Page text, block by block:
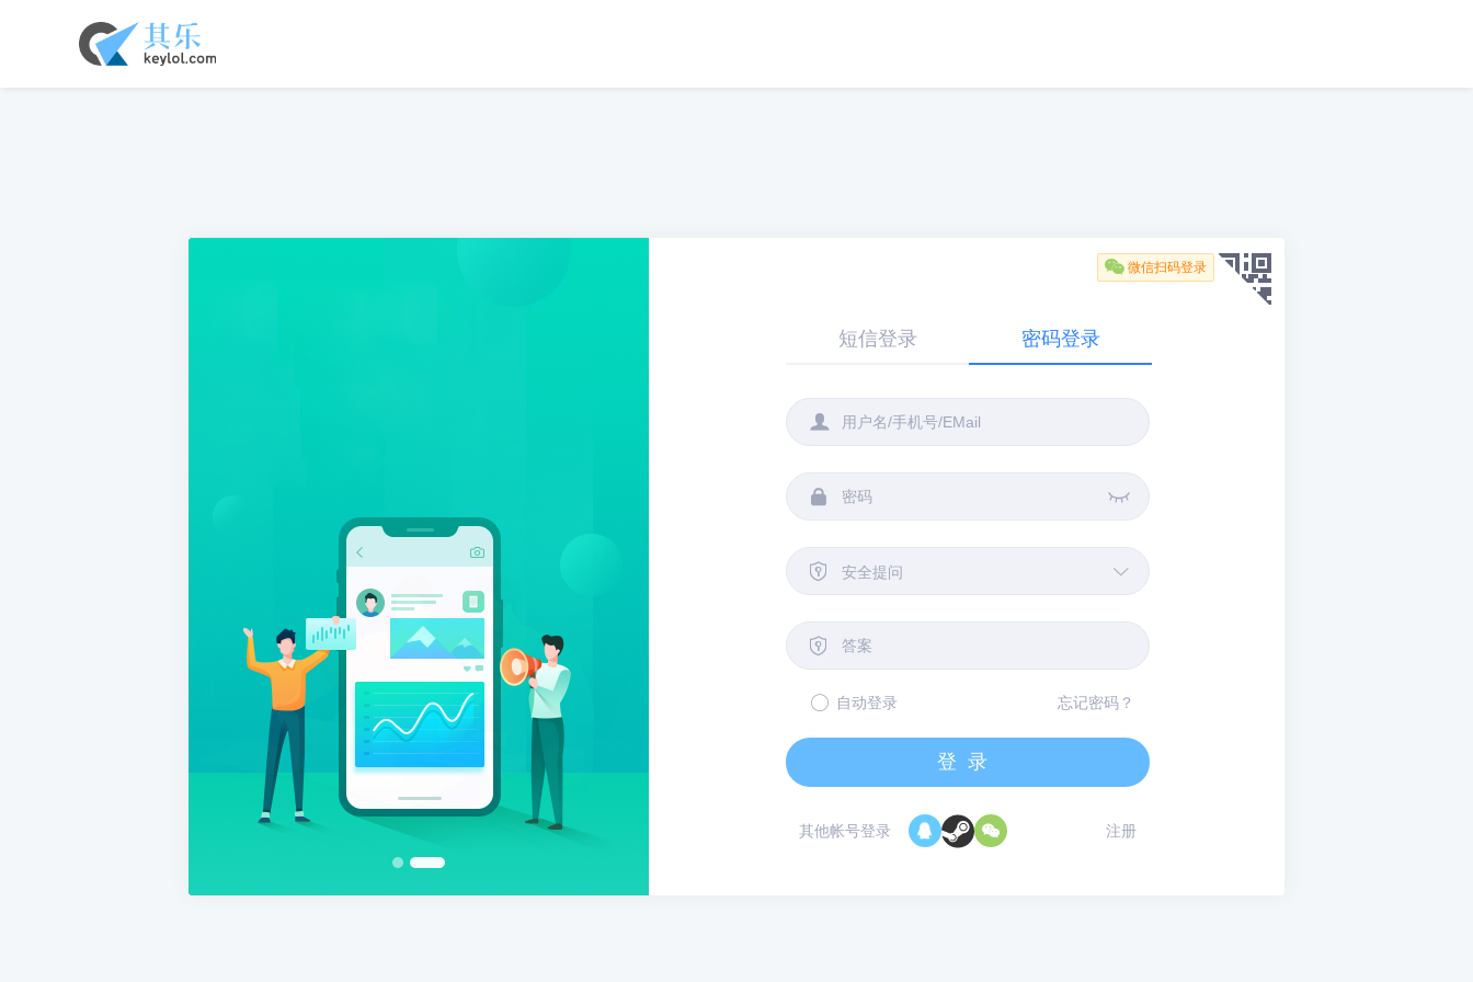
 微信扫码登录
短信登录 密码登录

 
 安全提问 

自动登录 忘记密码？
登录
其他帐号登录   注册